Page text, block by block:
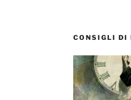
CONSIGLI DI